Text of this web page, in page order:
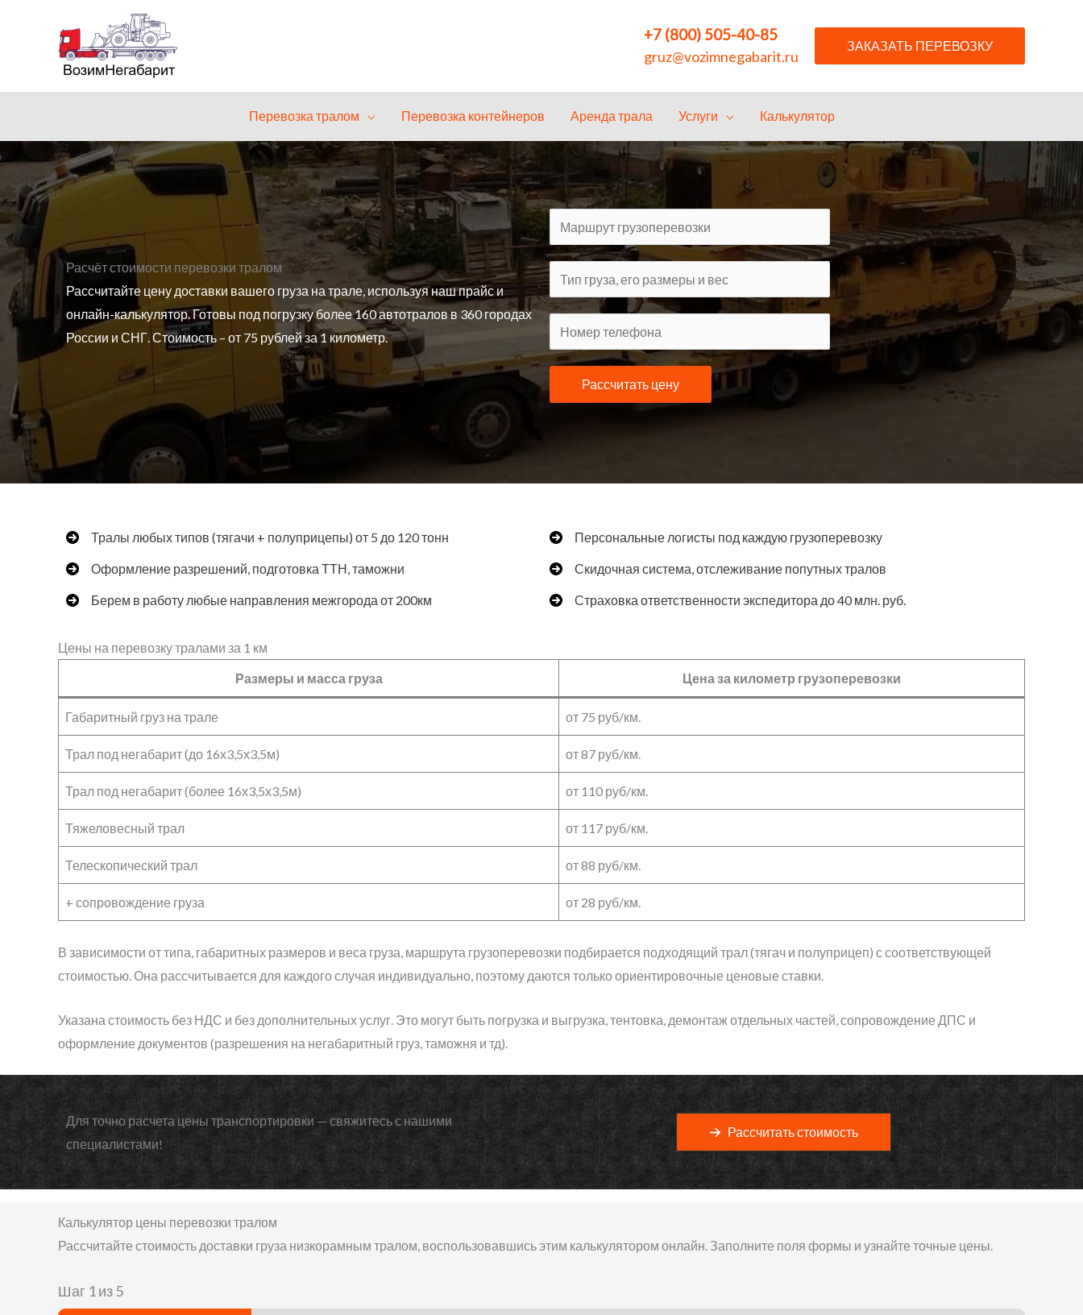
содержимому
+7 (800) 505-40-85
gruz@vozimnegabarit.ru
ЗАКАЗАТЬ ПЕРЕВОЗКУ
Перевозка тралом Перевозка контейнеров Аренда трала Услуги Калькулятор
Расчёт стоимости перевозки тралом
Рассчитайте цену доставки вашего груза на трале, используя наш прайс и
онлайн-калькулятор. Готовы под погрузку более 160 автотралов в 360 городах
России и СНГ. Стоимость – от 75 рублей за 1 километр.
Рассчитать цену
Тралы любых типов (тягачи + полуприцепы) от 5 до 120 тонн
Оформление разрешений, подготовка ТТН, таможни
Берем в работу любые направления межгорода от 200км
Персональные логисты под каждую грузоперевозку
Скидочная система, отслеживание попутных тралов
Страховка ответственности экспедитора до 40 млн. руб.
Цены на перевозку тралами за 1 км
Размеры и масса груза
Цена за километр грузоперевозки
Габаритный груз на трале от 75 руб/км.
Трал под негабарит (до 16х3,5х3,5м) от 87 руб/км.
Трал под негабарит (более 16х3,5х3,5м) от 110 руб/км.
Тяжеловесный трал от 117 руб/км.
Телескопический трал от 88 руб/км.
+ сопровождение груза от 28 руб/км.
В зависимости от типа, габаритных размеров и веса груза, маршрута грузоперевозки подбирается подходящий трал (тягач и полуприцеп) с соответствующей
стоимостью. Она рассчитывается для каждого случая индивидуально, поэтому даются только ориентировочные ценовые ставки.
Указана стоимость без НДС и без дополнительных услуг. Это могут быть погрузка и выгрузка, тентовка, демонтаж отдельных частей, сопровождение ДПС и
оформление документов (разрешения на негабаритный груз, таможня и тд).
Для точно расчета цены транспортировки — свяжитесь с нашими
специалистами!
Рассчитать стоимость
Калькулятор цены перевозки тралом
Рассчитайте стоимость доставки груза низкорамным тралом, воспользовавшись этим калькулятором онлайн. Заполните поля формы и узнайте точные цены.
Шаг 1 из 5